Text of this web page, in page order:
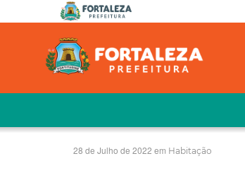
28 de Julho de 2022 em Habitação